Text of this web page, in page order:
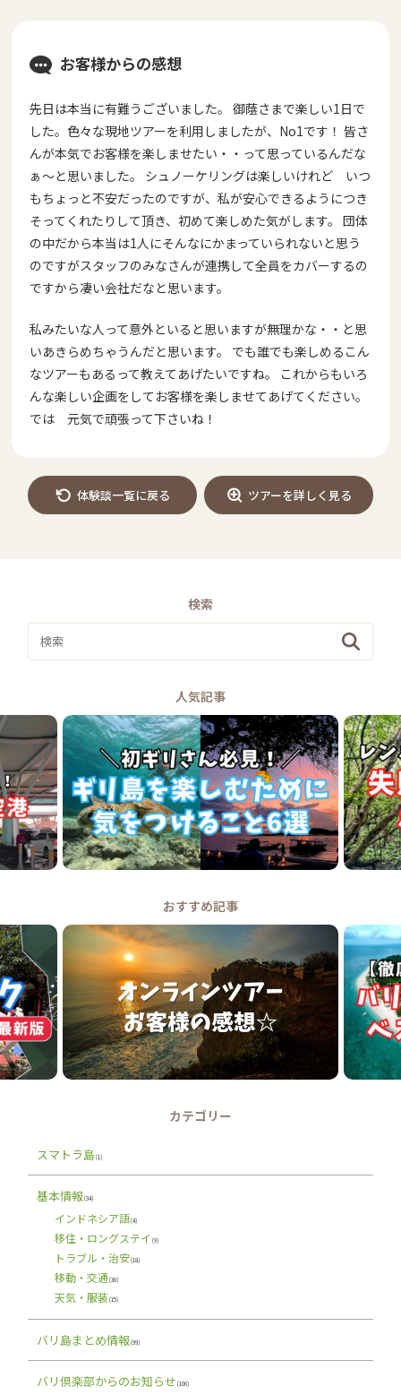
お客様からの感想
先日は本当に有難うございました。 御蔭さまで楽しい1日で
した。色々な現地ツアーを利用しましたが、No1です！ 皆さ
んが本気でお客様を楽しませたい・・って思っているんだな
ぁ～と思いました。 シュノーケリングは楽しいけれど いつ
もちょっと不安だったのですが、私が安心できるようにつき
そってくれたりして頂き、初めて楽しめた気がします。 団体
の中だから本当は1人にそんなにかまっていられないと思う
のですがスタッフのみなさんが連携して全員をカバーするの
ですから凄い会社だなと思います。
私みたいな人って意外といると思いますが無理かな・・と思
いあきらめちゃうんだと思います。 でも誰でも楽しめるこん
なツアーもあるって教えてあげたいですね。 これからもいろ
んな楽しい企画をしてお客様を楽しませてあげてください。
では 元気で頑張って下さいね！
体験談一覧に戻る ツアーを詳しく見る
検索
人気記事
おすすめ記事
カテゴリー
スマトラ島(1)
基本情報(34)
インドネシア語(4)
移住・ロングステイ (9)
トラブル・治安(18)
移動・交通 (30)
天気・服装 (15)
バリ島まとめ情報(99)
バリ倶楽部からのお知らせ (106)